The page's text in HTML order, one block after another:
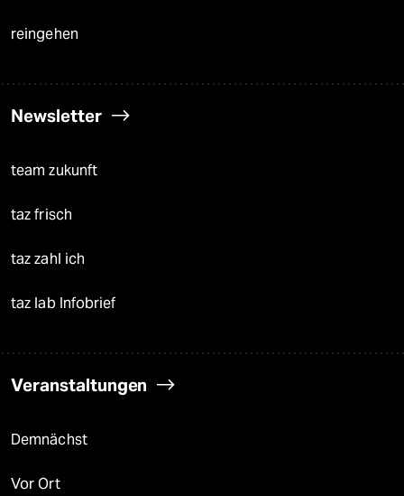
reingehen
Newsletter
team zukunft
taz frisch
taz zahl ich
taz lab Infobrief
Veranstaltungen
Demnächst
Vor Ort